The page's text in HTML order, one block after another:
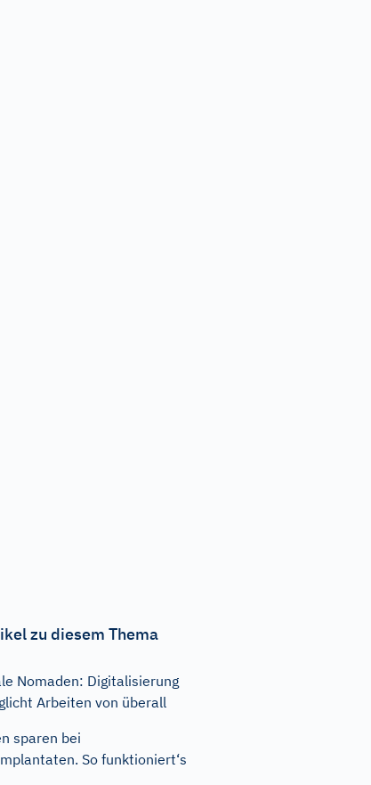
zu diesem Thema
Nomaden: Digitalisierung
Arbeiten von überall
sparen bei
So funktioniert‘s